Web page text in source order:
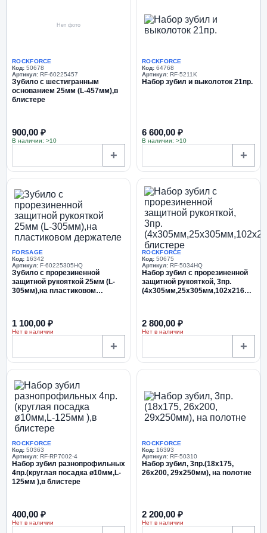
Нет фото
ROCKFORCE
Код: 50678
Артикул: RF-60225457
Зубило с шестигранным
основанием 25мм (L-457мм),в
блистере
900,00 ₽
В наличии: >10
+
ROCKFORCE
Код: 64768
Артикул: RF-5211K
Набор зубил и выколоток 21пр.
6 600,00 ₽
В наличии: >10
+
FORSAGE
Код: 16342
Артикул: F-60225305HQ
Зубило c прорезиненной
защитной рукояткой 25мм (L-
305мм),на пластиковом
1 100,00 ₽
Нет в наличии
+
ROCKFORCE
Код: 50675
Артикул: RF-5034HQ
Набор зубил c прорезиненной
защитной рукояткой, 3пр.
(4х305мм,25х305мм,102х216мм),в
2 800,00 ₽
Нет в наличии
+
ROCKFORCE
Код: 50363
Артикул: RF-RP7002-4
Набор зубил разнопрофильных
4пр.(круглая посадка ø10мм,L-
125мм ),в блистере
400,00 ₽
Нет в наличии
ROCKFORCE
Код: 16393
Артикул: RF-50310
Набор зубил, 3пр.(18х175,
26х200, 29х250мм), на полотне
2 200,00 ₽
Нет в наличии